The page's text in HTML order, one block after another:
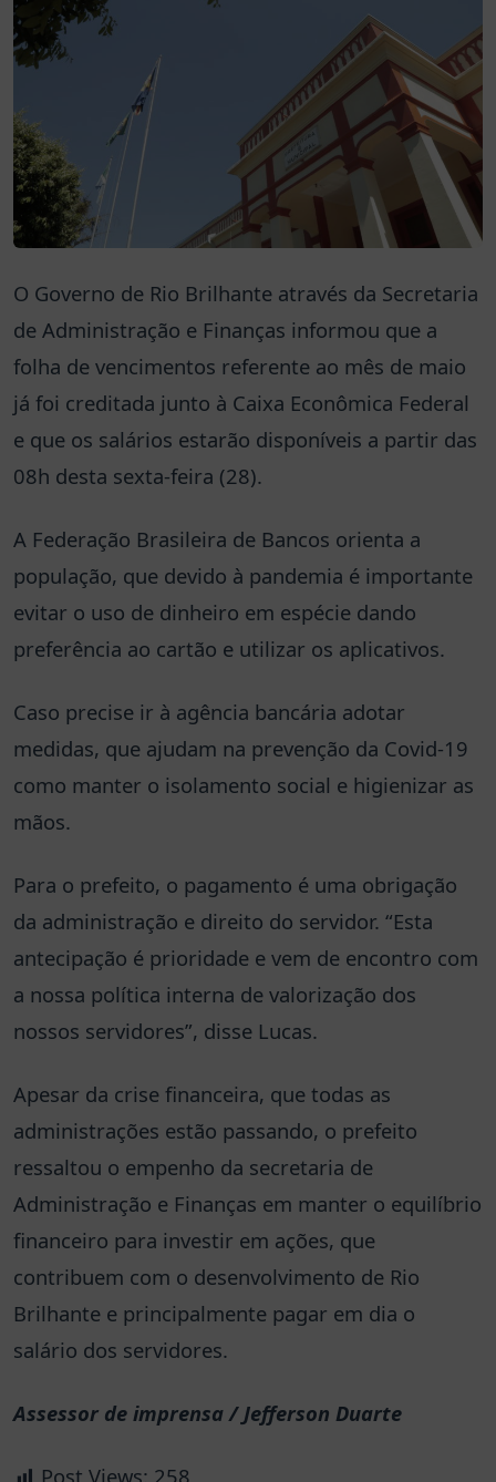
O Governo de Rio Brilhante através da Secretaria
de Administração e Finanças informou que a
folha de vencimentos referente ao mês de maio
já foi creditada junto à Caixa Econômica Federal
e que os salários estarão disponíveis a partir das
08h desta sexta-feira (28).
A Federação Brasileira de Bancos orienta a
população, que devido à pandemia é importante
evitar o uso de dinheiro em espécie dando
preferência ao cartão e utilizar os aplicativos.
Caso precise ir à agência bancária adotar
medidas, que ajudam na prevenção da Covid-19
como manter o isolamento social e higienizar as
mãos.
Para o prefeito, o pagamento é uma obrigação
da administração e direito do servidor. “Esta
antecipação é prioridade e vem de encontro com
a nossa política interna de valorização dos
nossos servidores”, disse Lucas.
Apesar da crise financeira, que todas as
administrações estão passando, o prefeito
ressaltou o empenho da secretaria de
Administração e Finanças em manter o equilíbrio
financeiro para investir em ações, que
contribuem com o desenvolvimento de Rio
Brilhante e principalmente pagar em dia o
salário dos servidores.
Assessor de imprensa / Jefferson Duarte
Post Views: 258